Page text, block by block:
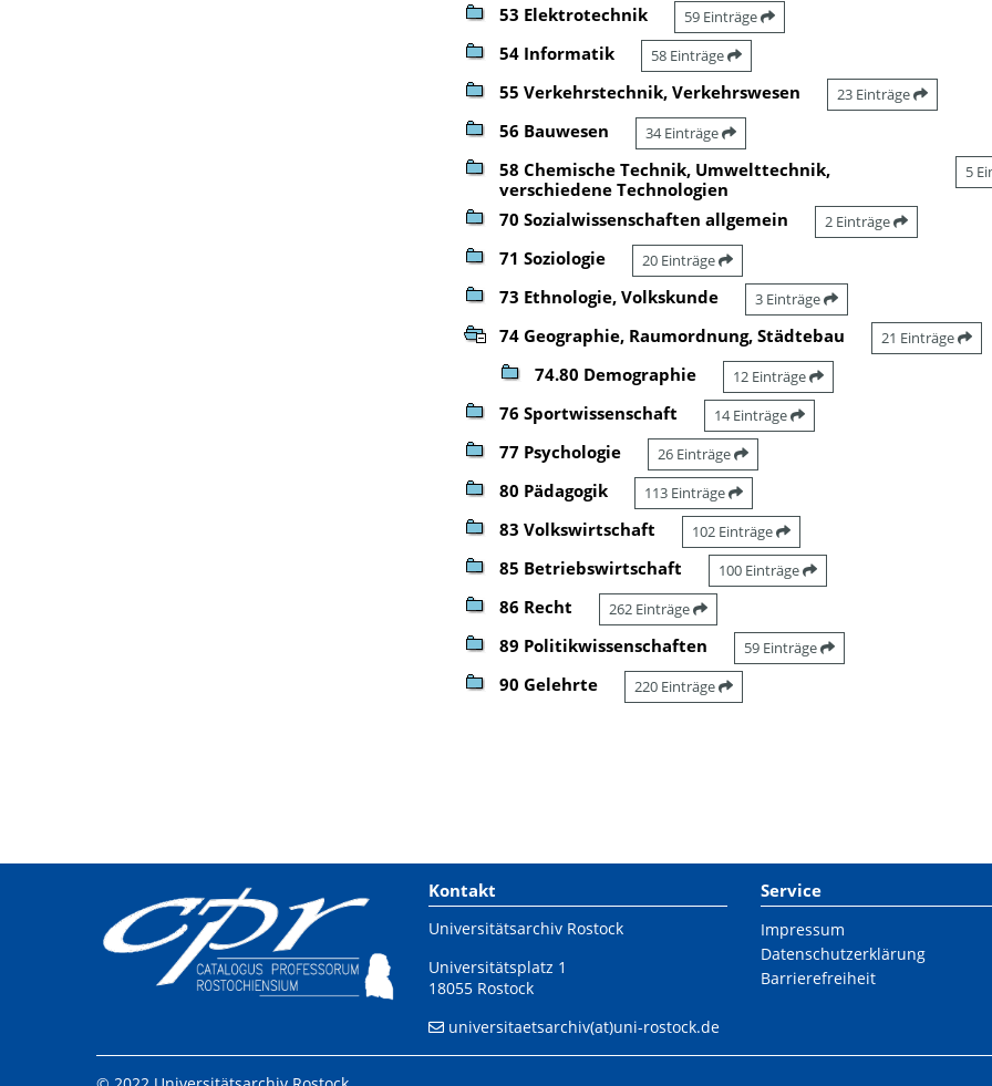
53 Elektrotechnik 59 Einträge
54 Informatik 58 Einträge
55 Verkehrstechnik, Verkehrswesen 23 Einträge
56 Bauwesen 34 Einträge
58 Chemische Technik, Umwelttechnik,
verschiedene Technologien
5
70 Sozialwissenschaften allgemein 2 Einträge
71 Soziologie 20 Einträge
73 Ethnologie, Volkskunde 3 Einträge
74 Geographie, Raumordnung, Städtebau 21 Einträge
74.80 Demographie 12 Einträge
76 Sportwissenschaft 14 Einträge
77 Psychologie 26 Einträge
80 Pädagogik 113 Einträge
83 Volkswirtschaft 102 Einträge
85 Betriebswirtschaft 100 Einträge
86 Recht 262 Einträge
89 Politikwissenschaften 59 Einträge
90 Gelehrte 220 Einträge
Kontakt
Universitätsarchiv Rostock
Universitätsplatz 1
18055 Rostock
universitaetsarchiv(at)uni-rostock.de
Service
Impressum
Datenschutzerklärung
Barrierefreiheit